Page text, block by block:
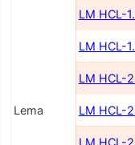
Lema
LM HCL-
LM HCL-
LM HCL-
LM HCL-
LM HCL-